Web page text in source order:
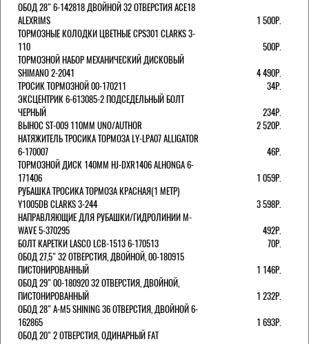
ОБОД 28" 6-142818 ДВОЙНОЙ 32 ОТВЕРСТИЯ ACE18
ALEXRIMS
1 500Р.
ТОРМОЗНЫЕ КОЛОДКИ ЦВЕТНЫЕ CPS301 CLARKS 3-
110
500Р.
ТОРМОЗНОЙ НАБОР МЕХАНИЧЕСКИЙ ДИСКОВЫЙ
SHIMANO 2-2041
4 490Р.
ТРОСИК ТОРМОЗНОЙ 00-170211
34Р.
ЭКСЦЕНТРИК 6-613085-2 ПОДСЕДЕЛЬНЫЙ БОЛТ
ЧЕРНЫЙ
234Р.
ВЫНОС ST-009 110ММ UNO/AUTHOR
2 520Р.
НАТЯЖИТЕЛЬ ТРОСИКА ТОРМОЗА LY-LPA07 ALLIGATOR
6-170007
46Р.
ТОРМОЗНОЙ ДИСК 140ММ HJ-DXR1406 ALHONGA 6-
171406
1 059Р.
РУБАШКА ТРОСИКА ТОРМОЗА КРАСНАЯ(1 МЕТР)
Y1005DB CLARKS 3-244
3 598Р.
НАПРАВЛЯЮЩИЕ ДЛЯ РУБАШКИ/ГИДРОЛИНИИ M-
WAVE 5-370295
492Р.
БОЛТ КАРЕТКИ LASCO LCB-1513 6-170513
70Р.
ОБОД 27,5" 32 ОТВЕРСТИЯ, ДВОЙНОЙ, 00-180915
ПИСТОНИРОВАННЫЙ
1 146Р.
ОБОД 29" 00-180920 32 ОТВЕРСТИЯ, ДВОЙНОЙ,
ПИСТОНИРОВАННЫЙ
1 232Р.
ОБОД 28" A-M5 SHINING 36 ОТВЕРСТИЯ, ДВОЙНОЙ 6-
162865
1 693Р.
ОБОД 20" 2 ОТВЕРСТИЯ, ОДИНАРНЫЙ FAT